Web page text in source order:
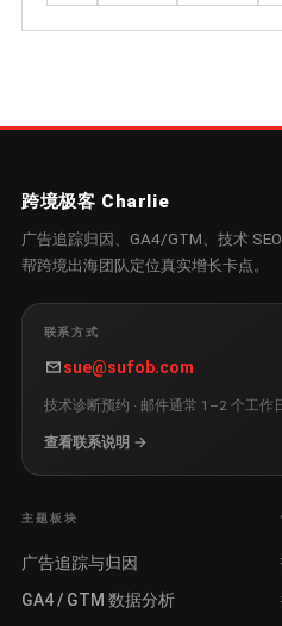
跨境极客 Charlie
广告追踪归因、GA4/GTM、技术
帮跨境出海团队定位真实增长卡点。
联系方式
sue@sufob.com
技术诊断预约 · 邮件通常 1–2 个工作
查看联系说明 →
主题板块
广告追踪与归因
GA4 / GTM 数据分析